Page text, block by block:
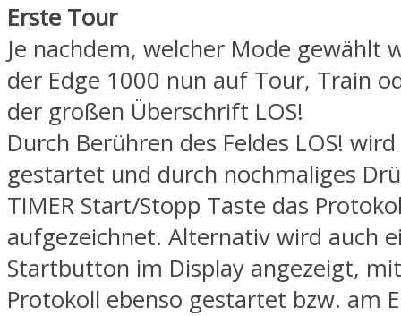
Erste Tour
Je nachdem, welcher Mode gewählt
der Edge 1000 nun auf Tour, Train
der großen Überschrift LOS!
Durch Berühren des Feldes LOS!
gestartet und durch nochmaliges
TIMER Start/Stopp Taste das
aufgezeichnet. Alternativ wird auch
Startbutton im Display angezeigt,
Protokoll ebenso gestartet bzw. am